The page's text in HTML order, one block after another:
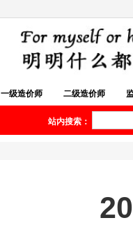
一级造价师 二级造价师
站内搜索：